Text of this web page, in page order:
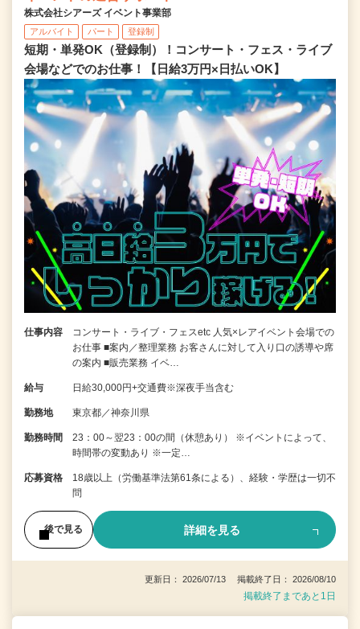
株式会社シアーズ イベント事業部
アルバイト パート 登録制
短期・単発OK（登録制）！コンサート・フェス・ライブ
会場などでのお仕事！【日給3万円×日払いOK】
仕事内容
コンサート・ライブ・フェスetc 人気×レアイベント会場での
お仕事 ■案内／整理業務 お客さんに対して入り口の誘導や席
の案内 ■販売業務 イベ…
給与 日給30,000円+交通費※深夜手当含む
勤務地 東京都／神奈川県
勤務時間
23：00～翌23：00の間（休憩あり） ※イベントによって、
時間帯の変動あり ※一定…
応募資格
18歳以上（労働基準法第61条による）、経験・学歴は一切不
問
後で見る 詳細を見る
更新日： 2026/07/13 掲載終了日： 2026/08/10
掲載終了まであと1日